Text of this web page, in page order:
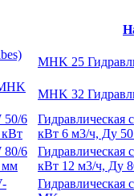
MHK 25
MHK 32
Гидравлическая
кВт 6 м3/ч, Ду
Гидравлическая
кВт 12 м3/ч, Ду
Гидравлическая